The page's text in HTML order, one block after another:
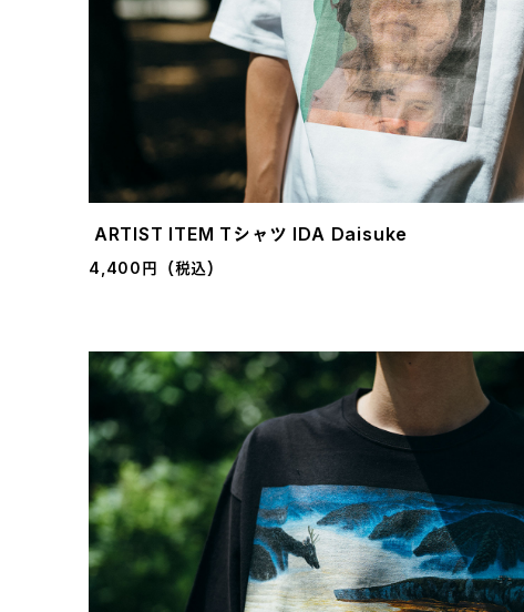
ARTIST ITEM Tシャツ IDA Daisuke
4,400円（税込）